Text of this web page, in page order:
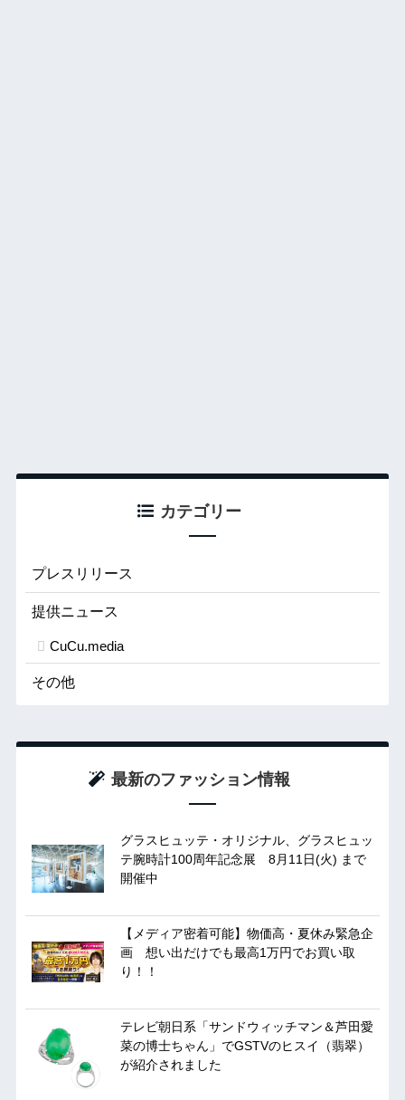
カテゴリー
プレスリリース
提供ニュース
CuCu.media
その他
最新のファッション情報
グラスヒュッテ・オリジナル、グラスヒュッ
テ腕時計100周年記念展 8月11日(火) まで
開催中
【メディア密着可能】物価高・夏休み緊急企
画 想い出だけでも最高1万円でお買い取
り！！
テレビ朝日系「サンドウィッチマン＆芦田愛
菜の博士ちゃん」でGSTVのヒスイ（翡翠）
が紹介されました